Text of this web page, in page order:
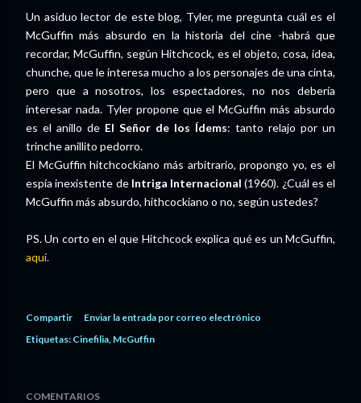
Un asiduo lector de este blog, Tyler, me pregunta cuál es el
McGuffin más absurdo en la historia del cine -habrá que
recordar, McGuffin, según Hitchcock, es el objeto, cosa, idea,
chunche, que le interesa mucho a los personajes de una cinta,
pero que a nosotros, los espectadores, no nos debería
interesar nada. Tyler propone que el McGuffin más absurdo
es el anillo de El Señor de los Ídems: tanto relajo por un
trinche anillito pedorro.
El McGuffin hitchcockiano más arbitrario, propongo yo, es el
espía inexistente de Intriga Internacional (1960). ¿Cuál es el
McGuffin más absurdo, hithcockiano o no, según ustedes?
PS. Un corto en el que Hitchcock explica qué es un McGuffin,
aquí.
Compartir
Enviar la entrada por correo electrónico
Etiquetas: Cinefilia McGuffin
COMENTARIOS